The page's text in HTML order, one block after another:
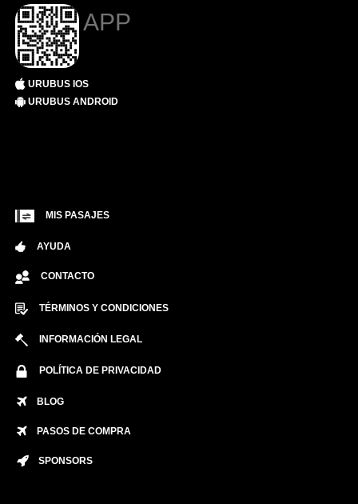
APP
URUBUS IOS
URUBUS ANDROID
MIS PASAJES
AYUDA
CONTACTO
TÉRMINOS Y CONDICIONES
INFORMACIÓN LEGAL
POLÍTICA DE PRIVACIDAD
BLOG
PASOS DE COMPRA
SPONSORS